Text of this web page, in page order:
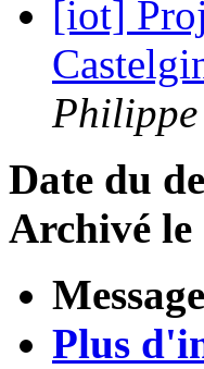
[iot]
Date du
Archivé le
Plus